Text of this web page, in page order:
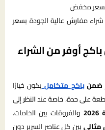
بسعر مخفض
شراء مفارش عالية الجودة بسعر
أوفر من الشراء
ضمنباكج متكامل يكون خيارًا
على حدة، خاصة عند النظر إلى
والفروقات بين الخامات.
مثاليبين كل عناصر السرير دون